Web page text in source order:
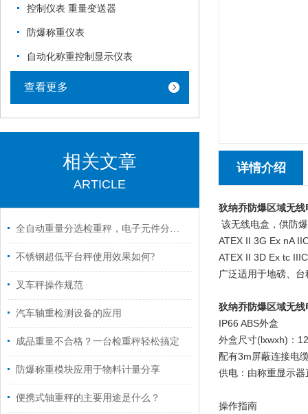
控制仪表 重量变送器
防爆称重仪表
自动化称重控制显示仪表
查看更多
相关文章
ARTICLE
全自动重量分选检重秤，电子元件分选，重量不达标自动剔除
不锈钢超低平台秤使用效果如何?
叉车秤操作规范
汽车轴重检测设备的应用
成品重量不合格？一台检重秤轻松搞定
防爆称重模块应用于物料计量分享
便携式轴重秤的主要用途是什么？
详情介绍
狄纳乔防爆区域无线
该无线电盒，供防
ATEX II 3G Ex nA
ATEX II 3D Ex tc
广泛适用于地磅、
狄纳乔防爆区域无线
IP66 ABS外盒
外盒尺寸(lxwxh)：
配有3m屏蔽连接电
供电：由称重显示器
操作指南